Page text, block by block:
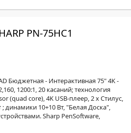
PN-75HС1
Бюджетная - Интерактивная 75" 4K -
1200:1, 20 касаний; технология
(quad core), 4K USB-плеер, 2 x Стилус,
; динамики 10+10 Вт, "Белая Доска",
Sharp PenSoftware,